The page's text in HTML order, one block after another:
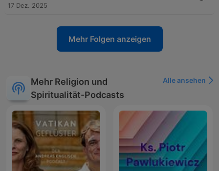
17 Dez. 2025
Mehr Folgen anzeigen
Mehr Religion und
Spiritualität-Podcasts
Alle ansehen